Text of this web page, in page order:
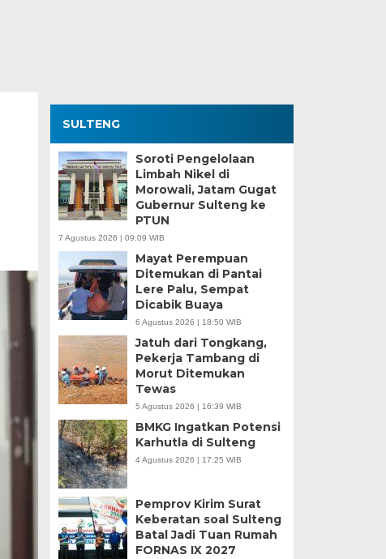
SULTENG
Soroti Pengelolaan
Limbah Nikel di
Morowali, Jatam Gugat
Gubernur Sulteng ke
PTUN
7 Agustus 2026 | 09:09 WIB
Mayat Perempuan
Ditemukan di Pantai
Lere Palu, Sempat
Dicabik Buaya
6 Agustus 2026 | 18:50 WIB
Jatuh dari Tongkang,
Pekerja Tambang di
Morut Ditemukan
Tewas
5 Agustus 2026 | 16:39 WIB
BMKG Ingatkan Potensi
Karhutla di Sulteng
4 Agustus 2026 | 17:25 WIB
Pemprov Kirim Surat
Keberatan soal Sulteng
Batal Jadi Tuan Rumah
FORNAS IX 2027